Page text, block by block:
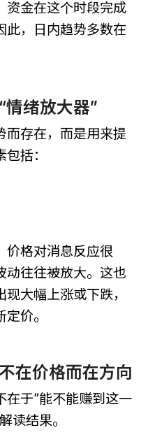
资金在这个时段完成
此，日内趋势多数在
情绪放大器”
而存在，而是用来提
括：
价格对消息反应很
动往往被放大。这也
大幅上涨或下跌，
价。
在价格而在方向
在于“能不能赚到这一
读结果。